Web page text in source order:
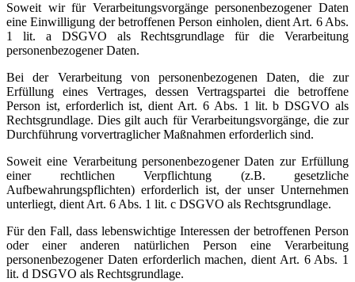
Soweit wir für Verarbeitungsvorgänge personenbezogener Daten
eine Einwilligung der betroffenen Person einholen, dient Art. 6 Abs.
1 lit. a DSGVO als Rechtsgrundlage für die Verarbeitung
personenbezogener Daten.
Bei der Verarbeitung von personenbezogenen Daten, die zur
Erfüllung eines Vertrages, dessen Vertragspartei die betroffene
Person ist, erforderlich ist, dient Art. 6 Abs. 1 lit. b DSGVO als
Rechtsgrundlage. Dies gilt auch für Verarbeitungsvorgänge, die zur
Durchführung vorvertraglicher Maßnahmen erforderlich sind.
Soweit eine Verarbeitung personenbezogener Daten zur Erfüllung
einer rechtlichen Verpflichtung (z.B. gesetzliche
Aufbewahrungspflichten) erforderlich ist, der unser Unternehmen
unterliegt, dient Art. 6 Abs. 1 lit. c DSGVO als Rechtsgrundlage.
Für den Fall, dass lebenswichtige Interessen der betroffenen Person
oder einer anderen natürlichen Person eine Verarbeitung
personenbezogener Daten erforderlich machen, dient Art. 6 Abs. 1
lit. d DSGVO als Rechtsgrundlage.